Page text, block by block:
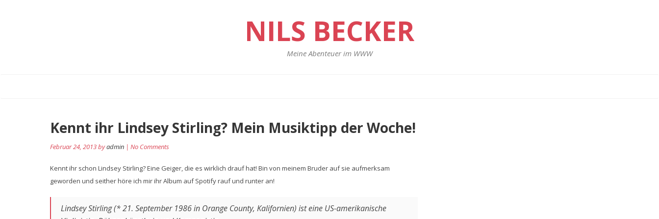
NILS BECKER
Meine Abenteuer im WWW
Kennt ihr Lindsey Stirling? Mein Musiktipp der Woche!
Februar 24, 2013 byadmin | No Comments
Kennt ihr schon Lindsey Stirling? Eine Geiger, die es wirklich drauf hat! Bin von meinem Bruder auf sie aufmerksam
geworden und seither höre ich mir ihr Album auf Spotify rauf und runter an!
Lindsey Stirling (* 21. September 1986 in Orange County, Kalifornien) ist eine US-amerikanische